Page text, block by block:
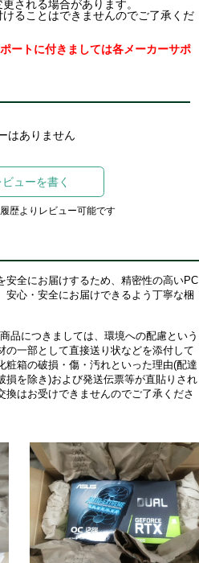
される場合があります。
ることはできませんのでご了承くだ
ートに付きましては各メーカーサポ
はありません
ューを書く
歴よりレビュー可能です
安全にお届けするため、精密性の高いPC
安心・安全にお届けできるよう丁寧な梱
品につきましては、環境への配慮という
の一部として直接送り状などを添付して
粧箱の破損・傷・汚れといった理由(配達
損を除き)および発送伝票等が直貼りされ
換はお受けできませんのでご了承くださ